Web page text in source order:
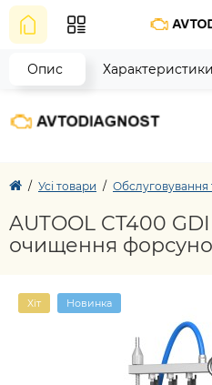
Усі товари
AUTOOL CT400
очищення
Хіт Новинка
Опис Характеристики